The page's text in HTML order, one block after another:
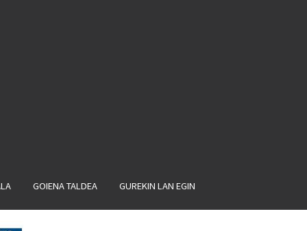
GOIENA TALDEA GUREKIN LAN EGIN